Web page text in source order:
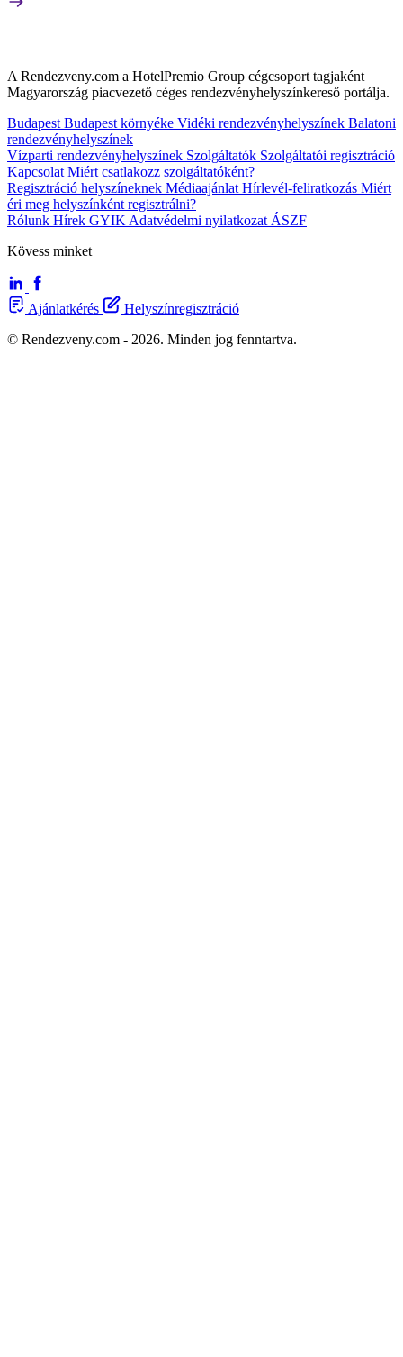
A Rendezveny.com a HotelPremio Group cégcsoport tagjaként
Magyarország piacvezető céges rendezvényhelyszínkereső portálja.
Budapest Budapest környéke Vidéki rendezvényhelyszínek Balatoni
rendezvényhelyszínek
Vízparti rendezvényhelyszínek Szolgáltatók Szolgáltatói regisztráció
Kapcsolat Miért csatlakozz szolgáltatóként?
Regisztráció helyszíneknek Médiaajánlat Hírlevél-feliratkozás Miért
éri meg helyszínként regisztrálni?
Rólunk Hírek GYIK Adatvédelmi nyilatkozat ÁSZF
Kövess minket
Ajánlatkérés
Helyszínregisztráció
© Rendezveny.com - 2026. Minden jog fenntartva.